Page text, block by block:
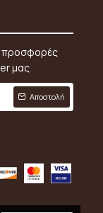
προσφορές
μας
Αποστολή